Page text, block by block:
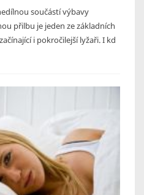
součástí výbavy
přilbu je jeden ze základních
i pokročilejší lyžaři. I kd